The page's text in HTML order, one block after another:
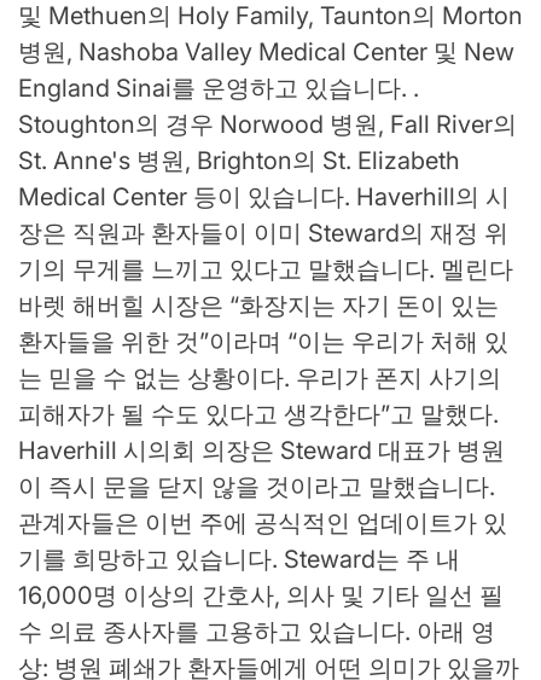
및 Methuen의 Holy Family, Taunton의 Morton
병원, Nashoba Valley Medical Center 및 New
England Sinai를 운영하고 있습니다. .
Stoughton의 경우 Norwood 병원, Fall River의
St. Anne's 병원, Brighton의 St. Elizabeth
Medical Center 등이 있습니다. Haverhill의 시
장은 직원과 환자들이 이미 Steward의 재정 위
기의 무게를 느끼고 있다고 말했습니다. 멜린다
바렛 해버힐 시장은 “화장지는 자기 돈이 있는
환자들을 위한 것”이라며 “이는 우리가 처해 있
는 믿을 수 없는 상황이다. 우리가 폰지 사기의
피해자가 될 수도 있다고 생각한다”고 말했다.
Haverhill 시의회 의장은 Steward 대표가 병원
이 즉시 문을 닫지 않을 것이라고 말했습니다.
관계자들은 이번 주에 공식적인 업데이트가 있
기를 희망하고 있습니다. Steward는 주 내
16,000명 이상의 간호사, 의사 및 기타 일선 필
수 의료 종사자를 고용하고 있습니다. 아래 영
상: 병원 폐쇄가 환자들에게 어떤 의미가 있을까